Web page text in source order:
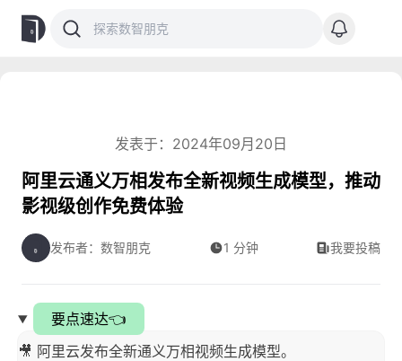
发表于：2024年09月20日
阿里云通义万相发布全新视频生成模型，推动
影视级创作免费体验
发布者：数智朋克 1 分钟 我要投稿
要点速达👈
🎥 阿里云发布全新通义万相视频生成模型。